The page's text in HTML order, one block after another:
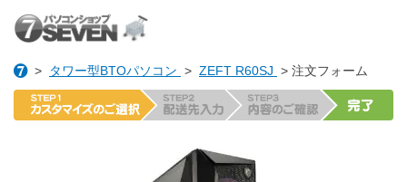
> タワー型BTOパソコン > ZEFT R60SJ > 注文フォーム